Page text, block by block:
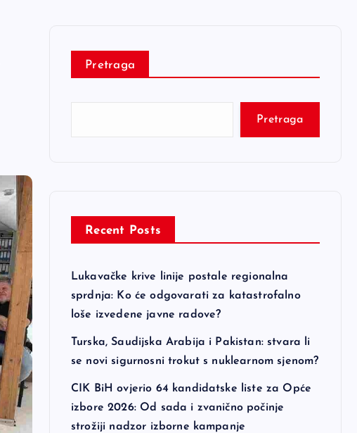
Pretraga
Pretraga
Recent Posts
Lukavačke krive linije postale regionalna
sprdnja: Ko će odgovarati za katastrofalno
loše izvedene javne radove?
Turska, Saudijska Arabija i Pakistan: stvara li
se novi sigurnosni trokut s nuklearnom sjenom?
CIK BiH ovjerio 64 kandidatske liste za Opće
izbore 2026: Od sada i zvanično počinje
strožiji nadzor izborne kampanje